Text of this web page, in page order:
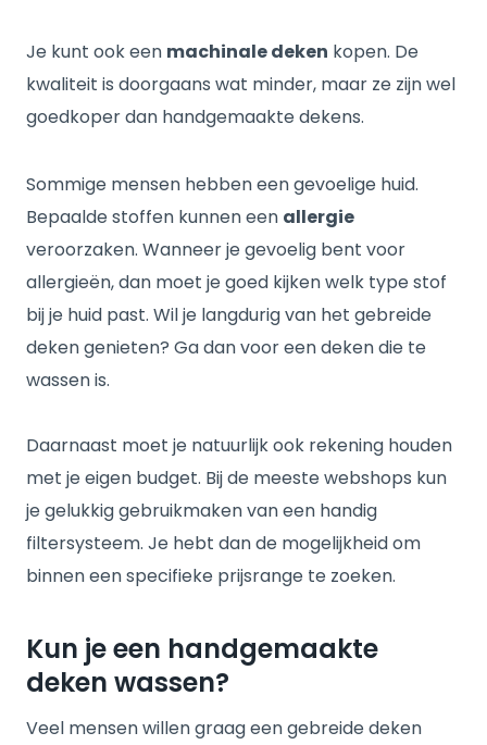
Je kunt ook een machinale deken kopen. De
kwaliteit is doorgaans wat minder, maar ze zijn wel
goedkoper dan handgemaakte dekens.
Sommige mensen hebben een gevoelige huid.
Bepaalde stoffen kunnen een allergie
veroorzaken. Wanneer je gevoelig bent voor
allergieën, dan moet je goed kijken welk type stof
bij je huid past. Wil je langdurig van het gebreide
deken genieten? Ga dan voor een deken die te
wassen is.
Daarnaast moet je natuurlijk ook rekening houden
met je eigen budget. Bij de meeste webshops kun
je gelukkig gebruikmaken van een handig
filtersysteem. Je hebt dan de mogelijkheid om
binnen een specifieke prijsrange te zoeken.
Kun je een handgemaakte
deken wassen?
Veel mensen willen graag een gebreide deken